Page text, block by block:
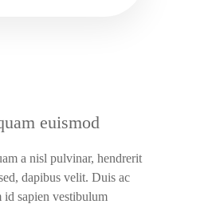
euismod
a nisl pulvinar, hendrerit
dapibus velit. Duis ac
id sapien vestibulum